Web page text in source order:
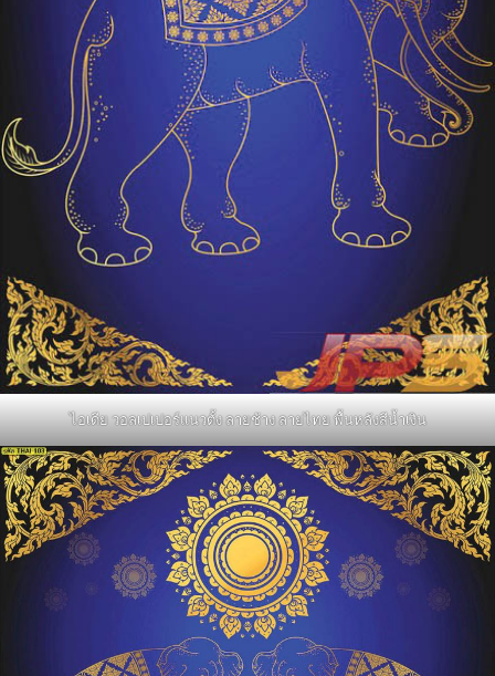
ไอเดีย วอลเปเปอร์แนวตั้ง ลายช้าง ลายไทย พื้นหลังสีน้ำเงิน